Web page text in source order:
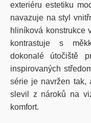
exteriéru estetiku
navazuje na styl
hliníková konstrukce
kontrastuje s
dokonalé útočiště
inspirovaných
série je navržen tak,
slevil z nároků na
komfort.